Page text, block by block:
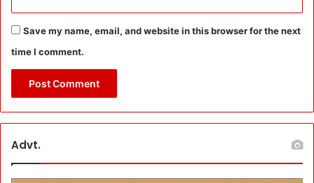
Save my name, email, and website in this browser for the next
time I comment.
Advt.